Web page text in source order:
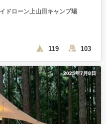
ドローン上山田キャンプ場
119 103
2025年7月8日